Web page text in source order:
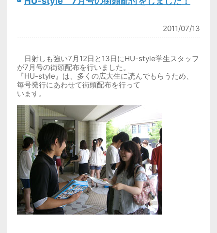
2011/07/13
日射しも強い7月12日と13日にHU-style学生スタッフ
が7月号の街頭配布を行いました。
『HU-style』は、多くの広大生に読んでもらうため、
毎号発行にあわせて街頭配布を行って
います。